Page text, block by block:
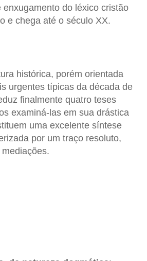
enxugamento do léxico cristão
e chega até o século XX.
histórica, porém orientada
urgentes típicas da década de
finalmente quatro teses
examiná-las em sua drástica
uma excelente síntese
por um traço resoluto,